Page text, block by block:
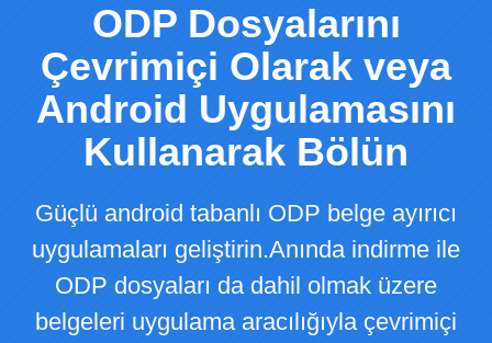
ODP Dosyalarını
Çevrimiçi Olarak veya
Android Uygulamasını
Kullanarak Bölün
Güçlü android tabanlı ODP belge ayırıcı
uygulamaları geliştirin.Anında indirme ile
ODP dosyaları da dahil olmak üzere
belgeleri uygulama aracılığıyla çevrimiçi